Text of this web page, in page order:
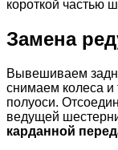
короткой частью
Замена
Вывешиваем
снимаем колеса
полуоси.
ведущей
карданной